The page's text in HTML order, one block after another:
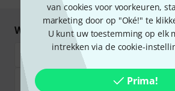
van cookies voor voorkeuren,
marketing door op "Oké!" te
U kunt uw toestemming op elk
intrekken via de cookie-
Prima!
Winkel en betaal veilig